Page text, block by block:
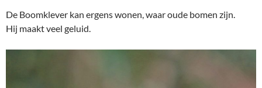
De Boomklever kan ergens wonen, waar oude bomen zijn.
Hij maakt veel geluid.